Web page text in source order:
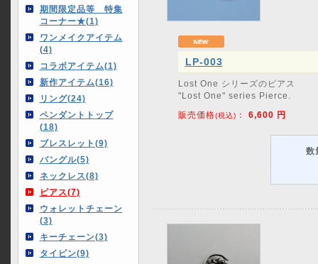
期間限定品等 特集
コーナー★(1)
ワンメイクアイテム
(4)
コラボアイテム(1)
新作アイテム(16)
リング(24)
ペンダントトップ
(18)
ブレスレット(9)
バングル(5)
ネックレス(8)
ピアス(7)
ウォレットチェーン
(3)
キーチェーン(3)
タイピン(9)
LP-003
Lost One シリーズのピアス
"Lost One" series Pierce.
販売価格(税込) ： 6,600 円
数